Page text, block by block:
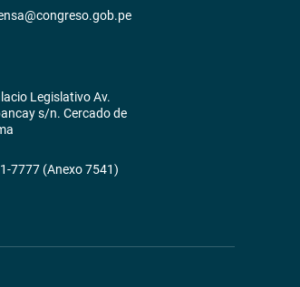
Legislativo Av.
s/n. Cercado de
7777 (Anexo 7541)